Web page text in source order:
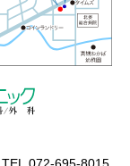
TEL.072-695-8015